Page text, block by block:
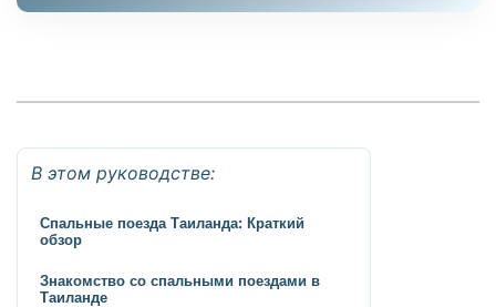
В этом руководстве:
Спальные поезда Таиланда: Краткий
обзор
Знакомство со спальными поездами в
Таиланде